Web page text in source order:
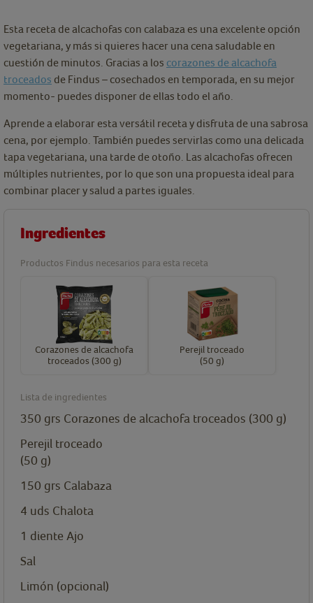
Esta receta de alcachofas con calabaza es una excelente opción
vegetariana, y más si quieres hacer una cena saludable en
cuestión de minutos. Gracias a los corazones de alcachofa
troceados de Findus – cosechados en temporada, en su mejor
momento- puedes disponer de ellas todo el año.
Aprende a elaborar esta versátil receta y disfruta de una sabrosa
cena, por ejemplo. También puedes servirlas como una delicada
tapa vegetariana, una tarde de otoño. Las alcachofas ofrecen
múltiples nutrientes, por lo que son una propuesta ideal para
combinar placer y salud a partes iguales.
Ingredientes
Productos Findus necesarios para esta receta
Corazones de alcachofa
troceados (300 g)
Perejil troceado
(50 g)
Lista de ingredientes
350 grs Corazones de alcachofa troceados (300 g)
Perejil troceado
(50 g)
150 grs Calabaza
4 uds Chalota
1 diente Ajo
Sal
Limón (opcional)